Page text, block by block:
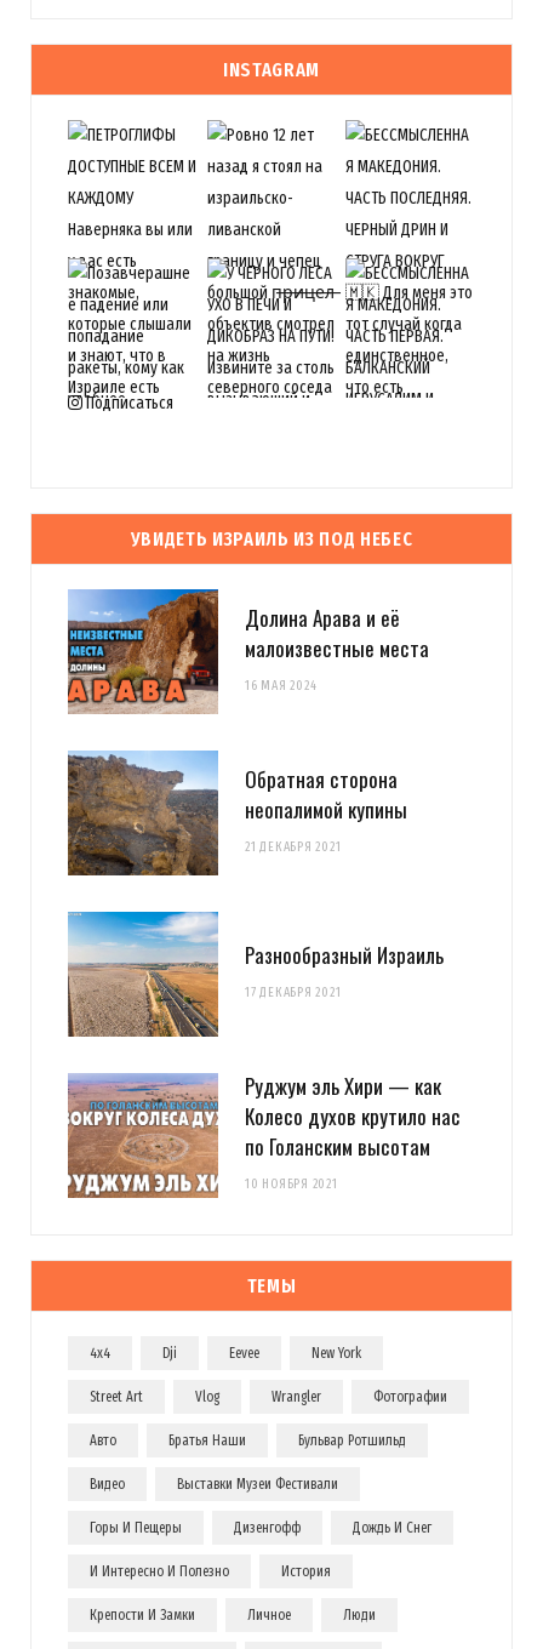
INSTAGRAM
Подписаться
УВИДЕТЬ ИЗРАИЛЬ ИЗ ПОД НЕБЕС
Долина Арава и её
малоизвестные места
16 МАЯ 2024
Обратная сторона
неопалимой купины
21 ДЕКАБРЯ 2021
Разнообразный Израиль
17 ДЕКАБРЯ 2021
Руджум эль Хири — как
Колесо духов крутило нас
по Голанским высотам
10 НОЯБРЯ 2021
ТЕМЫ
4x4 Dji Eevee New York
Street Art Vlog Wrangler Фотографии
Авто Братья Наши Бульвар Ротшильд
Видео Выставки Музеи Фестивали
Горы И Пещеры Дизенгофф Дождь И Снег
И Интересно И Полезно История
Крепости И Замки Личное Люди